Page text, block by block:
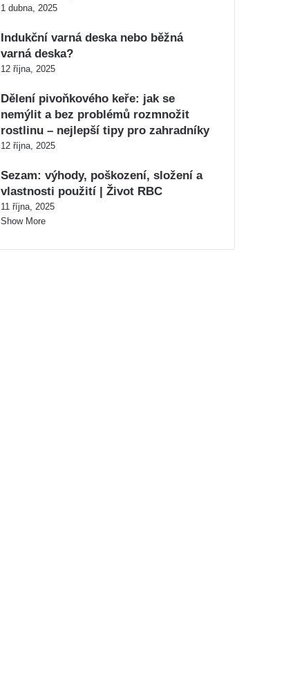
1 dubna, 2025
Indukční varná deska nebo běžná
varná deska?
12 října, 2025
Dělení pivoňkového keře: jak se
nemýlit a bez problémů rozmnožit
rostlinu – nejlepší tipy pro zahradníky
12 října, 2025
Sezam: výhody, poškození, složení a
vlastnosti použití | Život RBC
11 října, 2025
Show More